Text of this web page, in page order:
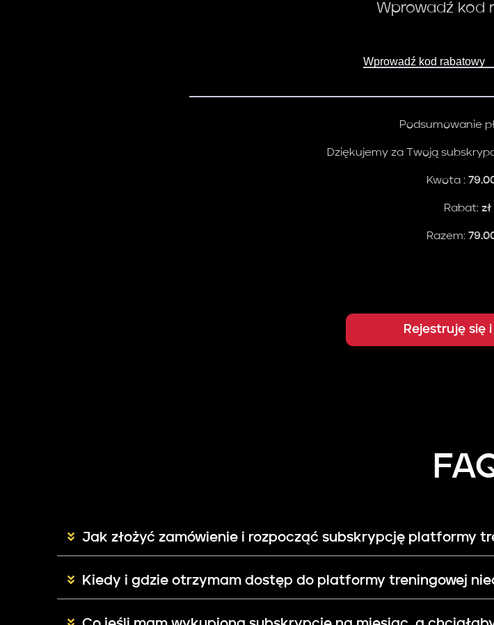
Wprowadź kod
Wprowadź kod rabatowy
Podsumowanie
Dziękujemy za Twoją
Kwota :
Rabat: zł
Razem:
Rejestruję się
Jak złożyć zamówienie i rozpocząć subskrypcję platformy
Kiedy i gdzie otrzymam dostęp do platformy treningowej